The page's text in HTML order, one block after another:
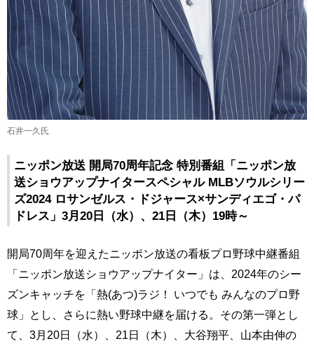
石井一久氏
ニッポン放送 開局70周年記念 特別番組「ニッポン放
送ショウアップナイタースペシャル MLBソウルシリー
ズ2024 ロサンゼルス・ドジャース×サンディエゴ・パ
ドレス」3月20日（水）、21日（木）19時～
開局70周年を迎えたニッポン放送の看板プロ野球中継番組
「ニッポン放送ショウアップナイター」は、2024年のシー
ズンキャッチを「熱(あつ)ラジ！ いつでも みんなのプロ野
球」とし、さらに熱い野球中継を届ける。その第一弾とし
て、3月20日（水）、21日（木）、大谷翔平、山本由伸の